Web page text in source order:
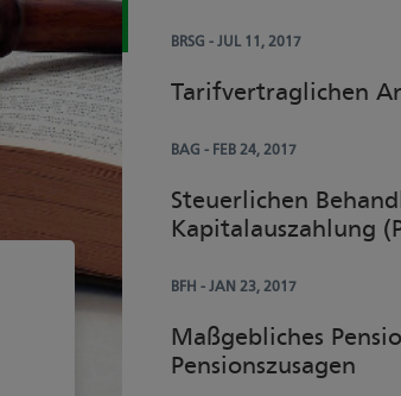
BRSG - JUL 11, 2017
Tarifvertraglichen
BAG - FEB 24, 2017
Steuerlichen
Kapitalauszahlung
BFH - JAN 23, 2017
Maßgebliches
Pensionszusagen